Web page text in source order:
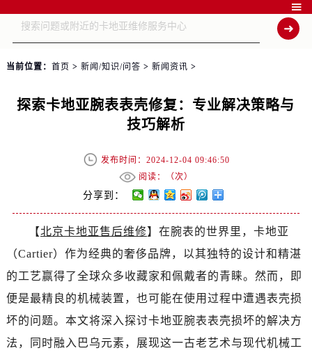

当前位置： 首页 > 新闻/知识/问答 > 新闻资讯 >
探索卡地亚腕表表壳修复：专业解决策略与
技巧解析
发布时间：2024-12-04 09:46:50
阅读：（次）
分享到：
【北京卡地亚售后维修】在腕表的世界里，卡地亚
（Cartier）作为经典的奢侈品牌，以其独特的设计和精湛
的工艺赢得了全球众多收藏家和佩戴者的青睐。然而，即
便是最精良的机械装置，也可能在使用过程中遭遇表壳损
坏的问题。本文将深入探讨卡地亚腕表表壳损坏的解决方
法，同时融入巴乌元素，展现这一古老艺术与现代机械工